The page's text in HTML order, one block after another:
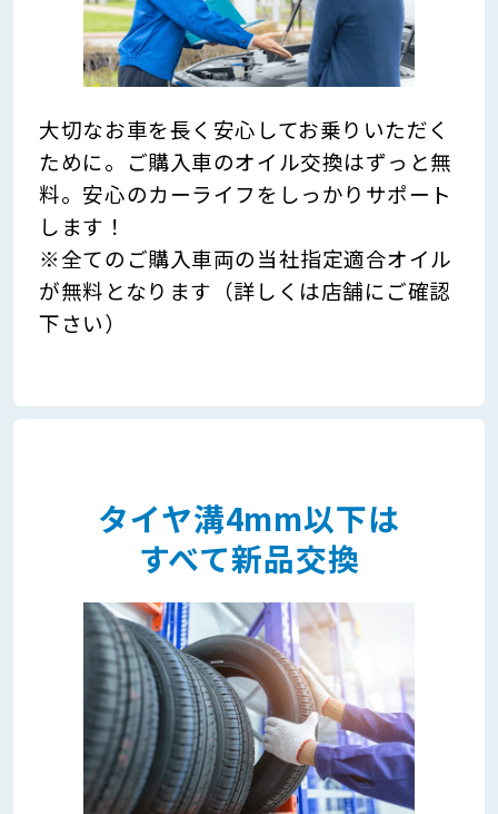
大切なお車を長く安心してお乗りいただく
ために。ご購入車のオイル交換はずっと無
料。安心のカーライフをしっかりサポート
します！
※全てのご購入車両の当社指定適合オイル
が無料となります（詳しくは店舗にご確認
下さい）
タイヤ溝4mm以下は
すべて新品交換